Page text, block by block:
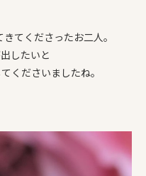
てくださったお二人。
したいと
くださいましたね。